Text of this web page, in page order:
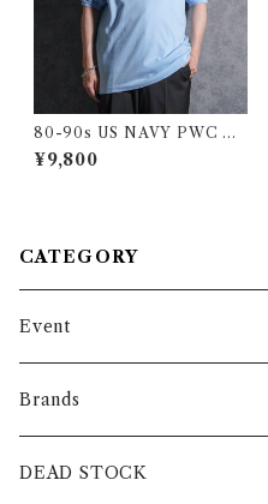
80-90s US NAVY PWC PU
BLIC WORKS CENTER an
vil Polo Shirts アメリカ 海軍
¥9,800
CATEGORY
Event
Brands
intch.
DEAD STOCK